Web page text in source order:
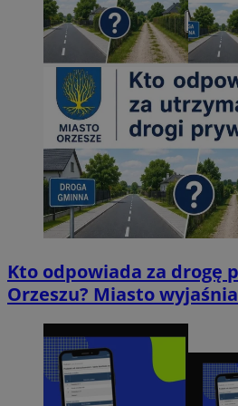
Kto odpowiada za drogę
Orzeszu? Miasto